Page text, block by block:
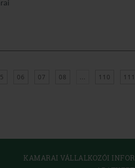
06 07 08 ... 110 111
KAMARAI VÁLLALKOZÓI